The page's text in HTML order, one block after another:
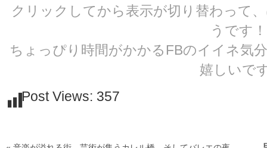
クリックしてから表示が切り替わって
うです！
ちょっぴり時間がかかるFBのイイネ気
嬉しいで
Post Views: 357